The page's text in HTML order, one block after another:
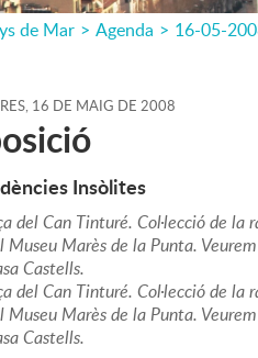
de Mar > Agenda > 16-05-
16 DE MAIG DE 2008
Insòlites
del Can Tinturé. Col·lecció de
Museu Marès de la Punta.
Castells.
del Can Tinturé. Col·lecció de
Museu Marès de la Punta.
Castells.